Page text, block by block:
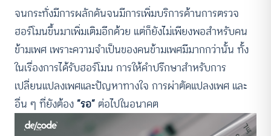
จนกระทั่งมีการผลักดันจนมีการเพิ่มบริการด้านการตรวจ
ฮอร์โมนขึ้นมาเพิ่มเติมอีกด้วย แต่ก็ยังไม่เพียงพอสำหรับคน
ข้ามเพศ เพราะความจำเป็นของคนข้ามเพศมีมากกว่านั้น ทั้ง
ในเรื่องการได้รับฮอร์โมน การให้คำปรึกษาสำหรับการ
เปลี่ยนแปลงเพศและปัญหาทางใจ การผ่าตัดแปลงเพศ และ
อื่น ๆ ที่ยังต้อง“รอ” ต่อไปในอนาคต